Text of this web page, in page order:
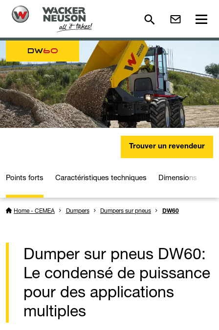
DW60
Trouver un revendeur
Points forts Caractéristiques techniques Dimensions
Home - CEMEA Dumpers Dumpers sur pneus DW60
Dumper sur pneus DW60:
Le condensé de puissance
pour des applications
multiples